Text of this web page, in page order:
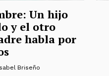
Un hijo
y el otro
habla por
Briseño